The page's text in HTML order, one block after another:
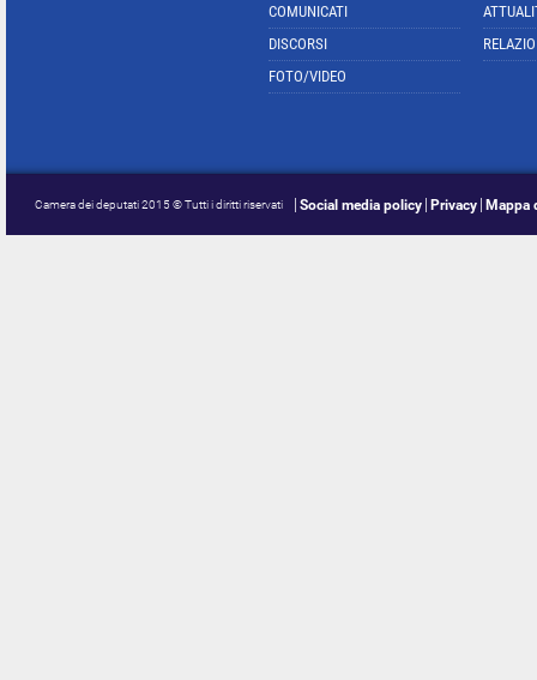
COMUNICATI
DISCORSI
FOTO/VIDEO
Camera dei deputati 2015 © Tutti i diritti riservati Social media policy Privacy Mappa